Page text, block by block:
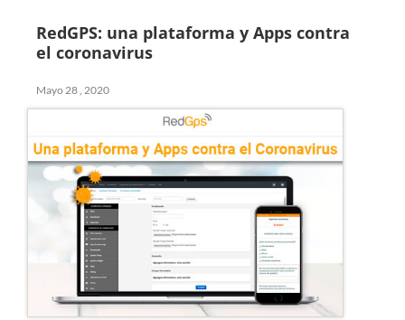
RedGPS: una plataforma y Apps contra
el coronavirus
Mayo 28 , 2020